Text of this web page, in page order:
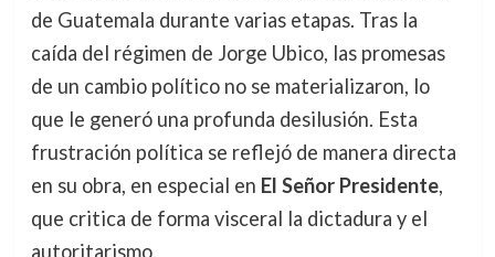
de Guatemala durante varias etapas. Tras la
caída del régimen de Jorge Ubico, las promesas
de un cambio político no se materializaron, lo
que le generó una profunda desilusión. Esta
frustración política se reflejó de manera directa
en su obra, en especial en El Señor Presidente,
que critica de forma visceral la dictadura y el
autoritarismo.